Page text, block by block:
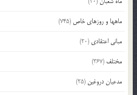
ماهها و روزهای خاص (745)
مبانی اعتقادی (20)
مختلف (367)
مدعیان دروغین (25)